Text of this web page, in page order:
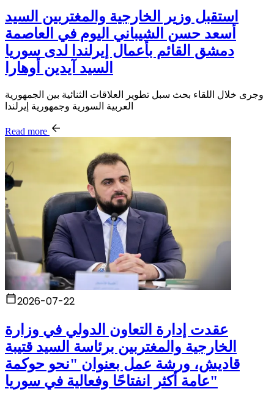
استقبل وزير الخارجية والمغتربين السيد
أسعد حسن الشيباني اليوم في العاصمة
دمشق القائم بأعمال إيرلندا لدى سوريا
السيد آيدين أوهارا
وجرى خلال اللقاء بحث سبل تطوير العلاقات الثنائية بين الجمهورية
العربية السورية وجمهورية إيرلندا
Read more
2026-07-22
عقدت إدارة التعاون الدولي في وزارة
الخارجية والمغتربين برئاسة السيد قتيبة
قاديش، ورشة عمل بعنوان "نحو حوكمة
عامة أكثر انفتاحًا وفعالية في سوريا"